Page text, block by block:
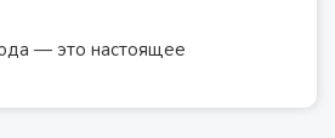
— это настоящее